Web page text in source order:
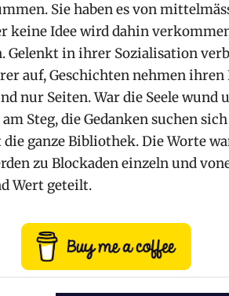
Sie haben es von
keine Idee wird dahin
Gelenkt in ihrer Sozialisation
auf, Geschichten nehmen ihren
nur Seiten. War die Seele wund
Steg, die Gedanken suchen
ganze Bibliothek. Die Worte
zu Blockaden einzeln und
Wert geteilt.